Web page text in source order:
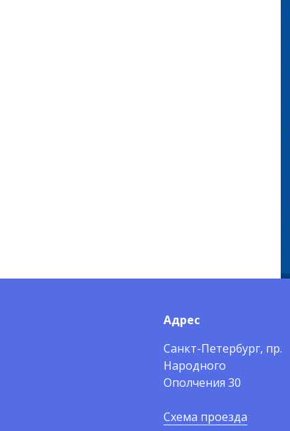
Адрес
Санкт-Петербург, пр.
Народного
Ополчения 30
Схема проезда